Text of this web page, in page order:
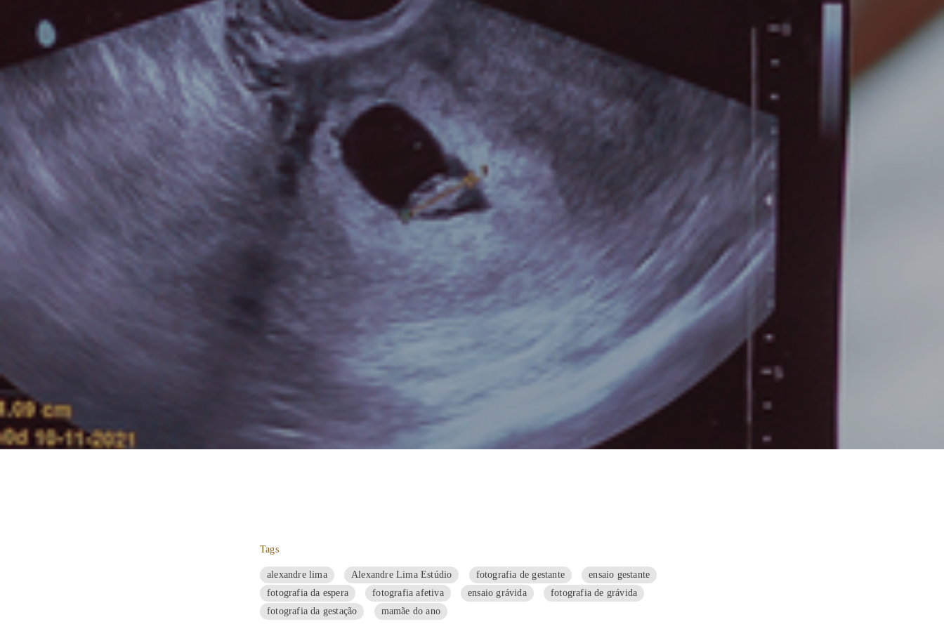
Tags
alexandre lima Alexandre Lima Estúdio fotografia de gestante
ensaio gestante
fotografia da espera
fotografia afetiva ensaio grávida
fotografia de grávida
fotografia da gestação
mamãe do ano